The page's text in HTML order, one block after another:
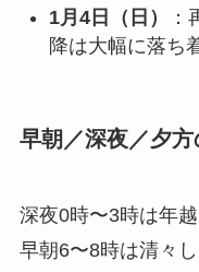
1月4日（日）
降は大幅に落ち
早朝／深夜／夕方
深夜0時〜3時は年
早朝6〜8時は清々